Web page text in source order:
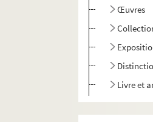
Œuvres
Livre et